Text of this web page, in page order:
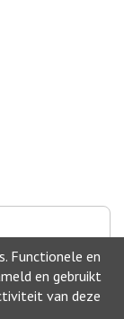
Functionele en
en gebruikt
van deze